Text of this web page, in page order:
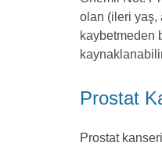
olan (ileri yaş,
kaybetmeden
Prostat
Prostat